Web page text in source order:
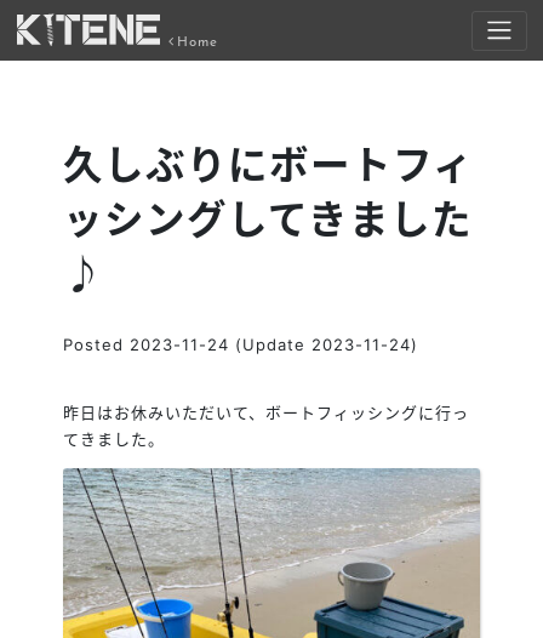
Home
久しぶりにボートフィ
ッシングしてきました
♪
Posted 2023-11-24 (Update 2023-11-24)
昨日はお休みいただいて、ボートフィッシングに行っ
てきました。